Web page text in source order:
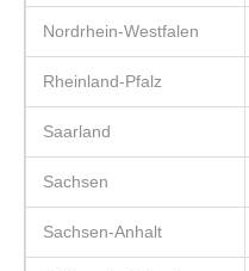
Nordrhein-Westfalen
Rheinland-Pfalz
Saarland
Sachsen
Sachsen-Anhalt